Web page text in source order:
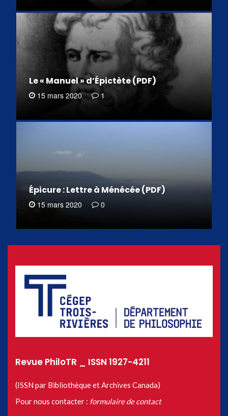
Le « Manuel » d’Épictète (PDF)
15 mars 2020 1
Épicure : Lettre à Ménécée (PDF)
15 mars 2020 0
Revue PhiloTR _ ISSN 1927-4211
(ISSN par Bibliothèque et Archives Canada)
Pour nous contacter : formulaire de contact